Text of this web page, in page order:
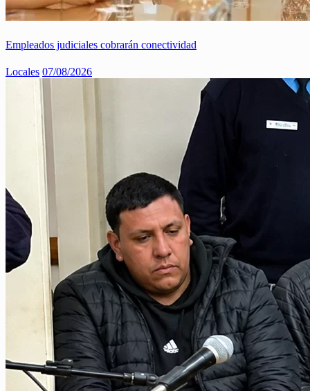
Empleados judiciales cobrarán conectividad
Locales 07/08/2026